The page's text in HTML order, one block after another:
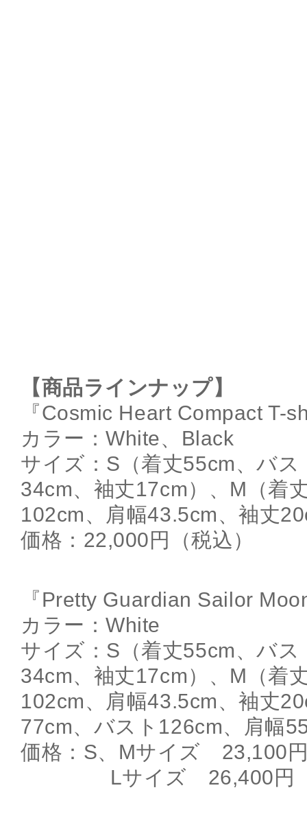
【商品ラインナップ】
『Cosmic Heart Compact T-
カラー：White、Black
サイズ：S（着丈55cm、バス
34cm、袖丈17cm）、M（着
102cm、肩幅43.5cm、袖丈
価格：22,000円（税込）
『Pretty Guardian Sailor
カラー：White
サイズ：S（着丈55cm、バス
34cm、袖丈17cm）、M（着
102cm、肩幅43.5cm、袖丈
77cm、バスト126cm、肩幅
価格：S、Mサイズ 23,100
Lサイズ 26,400円（